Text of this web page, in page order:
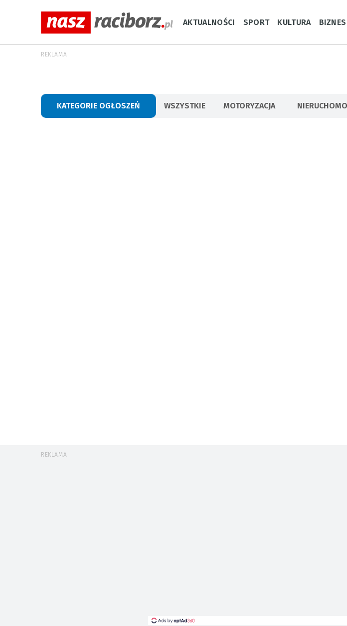
AKTUALNOŚCI SPORT KULTURA BIZNES
REKLAMA
KATEGORIE OGŁOSZEŃ WSZYSTKIE MOTORYZACJA
REKLAMA